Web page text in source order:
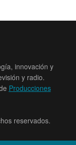
innovación y
y radio.
Producciones
reservados.